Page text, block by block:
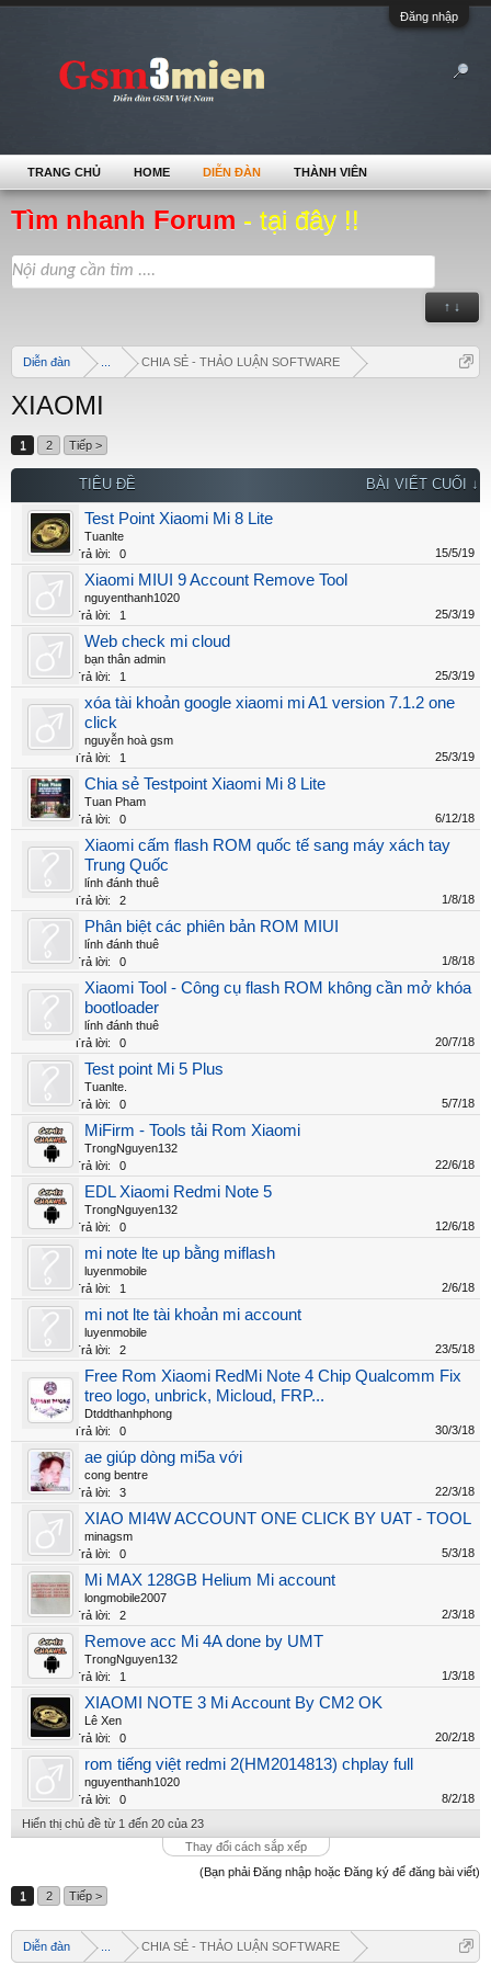
Đăng nhập
Tìm nhanh Forum - tại đây !!
↑ ↓
Diễn đàn CHIA SẺ - THẢO LUẬN SOFTWARE
Welcome
+ Chào mừng bạn đến với diễn đàn thông tin
dịch vụ Việt Nam
+ Chúng tôi có tất cả các dịch vụ Online từ xa
qua Teamview - Active box , Dongle , Rom Test
XIAOMI
1 2 Tiếp >
TIÊU ĐỀ BÀI VIẾT CUỐI ↓
Test Point Xiaomi Mi 8 Lite
Tuanlte
Trả lời:
0 15/5/19
Xiaomi MIUI 9 Account Remove Tool
nguyenthanh1020
Trả lời:
1 25/3/19
Web check mi cloud
bạn thân admin
Trả lời:
1 25/3/19
xóa tài khoản google xiaomi mi A1 version 7.1.2 one
click
nguyễn hoà gsm
Trả lời:
1 25/3/19
Chia sẻ Testpoint Xiaomi Mi 8 Lite
Tuan Pham
Trả lời:
0 6/12/18
Xiaomi cấm flash ROM quốc tế sang máy xách tay
Trung Quốc
lính đánh thuê
Trả lời:
2 1/8/18
Phân biệt các phiên bản ROM MIUI
lính đánh thuê
Trả lời:
0 1/8/18
Xiaomi Tool - Công cụ flash ROM không cần mở khóa
bootloader
lính đánh thuê
Trả lời:
0 20/7/18
Test point Mi 5 Plus
Tuanlte.
Trả lời:
0 5/7/18
MiFirm - Tools tải Rom Xiaomi
TrongNguyen132
Trả lời:
0 22/6/18
EDL Xiaomi Redmi Note 5
TrongNguyen132
Trả lời:
0 12/6/18
mi note lte up bằng miflash
luyenmobile
Trả lời:
1 2/6/18
mi not lte tài khoản mi account
luyenmobile
Trả lời:
2 23/5/18
Free Rom Xiaomi RedMi Note 4 Chip Qualcomm Fix
treo logo, unbrick, Micloud, FRP...
Dtddthanhphong
Trả lời:
0 30/3/18
ae giúp dòng mi5a với
cong bentre
Trả lời:
3 22/3/18
XIAO MI4W ACCOUNT ONE CLICK BY UAT - TOOL
minagsm
Trả lời:
0 5/3/18
Mi MAX 128GB Helium Mi account
longmobile2007
Trả lời:
2 2/3/18
Remove acc Mi 4A done by UMT
TrongNguyen132
Trả lời:
1 1/3/18
XIAOMI NOTE 3 Mi Account By CM2 OK
Lê Xen
Trả lời:
0 20/2/18
rom tiếng việt redmi 2(HM2014813) chplay full
nguyenthanh1020
Trả lời:
0
8/2/18
Hiển thị chủ đề từ 1 đến 20 của 23
Thay đổi cách sắp xếp
(Bạn phải Đăng nhập hoặc Đăng ký để đăng bài viết)
1
2 Tiếp >
Diễn đàn CHIA SẺ - THẢO LUẬN SOFTWARE
TRANG CHỦ HOME DIỄN ĐÀN THÀNH VIÊN